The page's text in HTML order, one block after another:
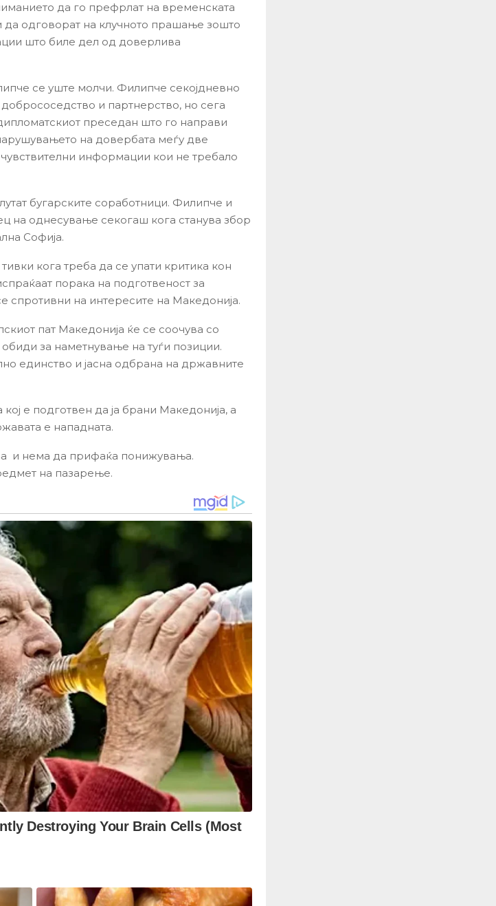
да го префрлат на временската
да одговорат на клучното прашање зошто
што биле дел од доверлива
се уште молчи. Филипче секојдневно
и партнерство, но сега
преседан што го направи
на довербата меѓу две
информации кои не требало
бугарските соработници. Филипче и
на однесување секогаш кога станува збор
Софија.
кога треба да се упати критика кон
порака на подготвеност за
спротивни на интересите на Македонија.
пат Македонија ќе се соочува со
за наметнување на туѓи позиции.
единство и јасна одбрана на државните
е подготвен да ја брани Македонија, а
е нападната.
и нема да прифаќа понижувања.
на пазарење.